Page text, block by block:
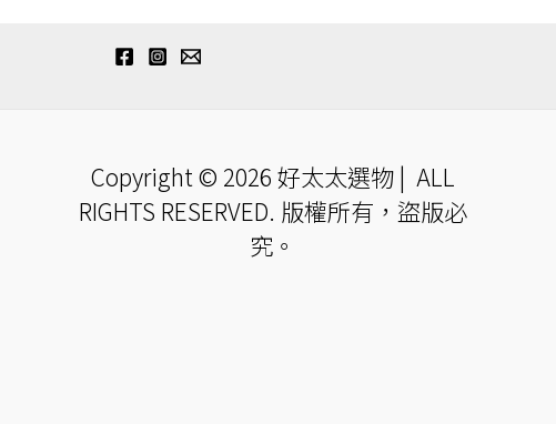
Copyright © 2026 好太太選物 | ALL
RIGHTS RESERVED. 版權所有，盜版必
究。